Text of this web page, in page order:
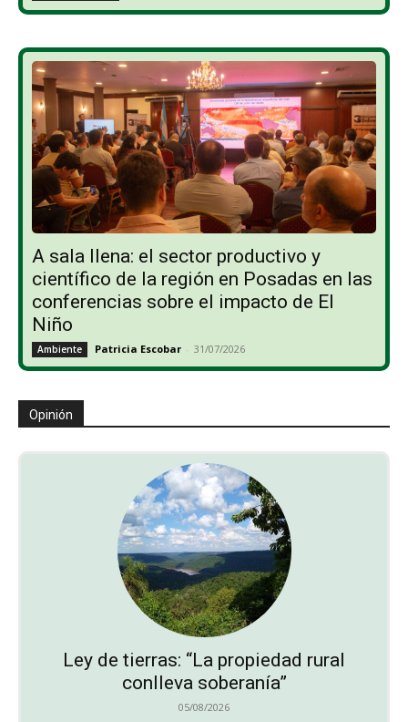
A sala llena: el sector productivo y
científico de la región en Posadas en las
conferencias sobre el impacto de El
Niño
Ambiente Patricia Escobar - 31/07/2026
Opinión
Ley de tierras: “La propiedad rural
conlleva soberanía”
05/08/2026